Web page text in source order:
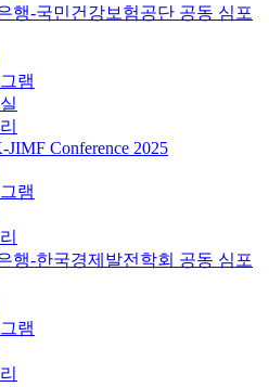
행-국민건강보험공단 공동 심포
램
Conference 2025
램
행-한국경제발전학회 공동 심포
램